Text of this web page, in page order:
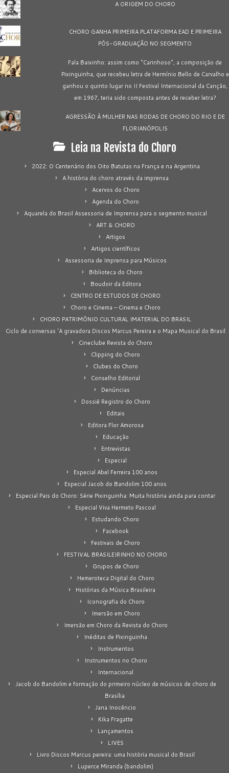
A ORIGEM DO CHORO
CHORO GANHA PRIMEIRA PLATAFORMA EAD E PRIMEIRA
PÓS-GRADUAÇÃO NO SEGMENTO
Fala Baixinho: assim como "Carinhoso", a composição de
Pixinguinha, que recebeu letra de Hermínio Bello de Carvalho e
ganhou o quinto lugar no II Festival Internacional da Canção,
em 1967, teria sido composta antes de receber letra?
AGRESSÃO À MULHER NAS RODAS DE CHORO DO RIO E DE
FLORIANÓPOLIS
Leia na Revista do Choro
2022: O Centenário dos Oito Batutas na França e na Argentina
A história do choro através da imprensa
Acervos do Choro
Agenda do Choro
Aquarela do Brasil Assessoria de Imprensa para o segmento musical
ART & CHORO
Artigos
Artigos científicos
Assessoria de Imprensa para Músicos
Biblioteca do Choro
Boudoir da Editora
CENTRO DE ESTUDOS DE CHORO
Choro e Cinema – Cinema e Choro
CHORO PATRIMÔNIO CULTURAL IMATERIAL DO BRASIL
Ciclo de conversas 'A gravadora Discos Marcus Pereira e o Mapa Musical do Brasil
Cineclube Revista do Choro
Clipping do Choro
Clubes do Choro
Conselho Editorial
Denúncias
Dossiê Registro do Choro
Editais
Editora Flor Amorosa
Educação
Entrevistas
Especial
Especial Abel Ferreira 100 anos
Especial Jacob do Bandolim 100 anos
Especial Pais do Choro: Série Pixinguinha: Muita história ainda para contar
Especial Viva Hermeto Pascoal
Estudando Choro
Facebook
Festivais de Choro
FESTIVAL BRASILEIRINHO NO CHORO
Grupos de Choro
Hemeroteca Digital do Choro
Histórias da Música Brasileira
Iconografia do Choro
Imersão em Choro
Imersão em Choro da Revista do Choro
Inéditas de Pixinguinha
Instrumentos
Instrumentos no Choro
Internacional
Jacob do Bandolim e formação do primeiro núcleo de músicos de choro de
Brasília
Jana Inocêncio
Kika Fragatte
Lançamentos
LIVES
Livro Discos Marcus pereira: uma história musical do Brasil
Luperce Miranda (bandolim)